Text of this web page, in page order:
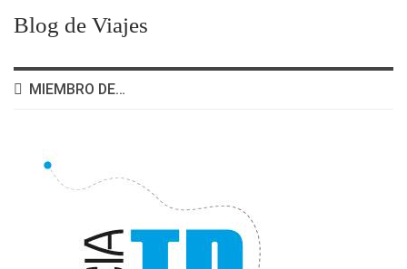
Blog de Viajes
MIEMBRO DE…